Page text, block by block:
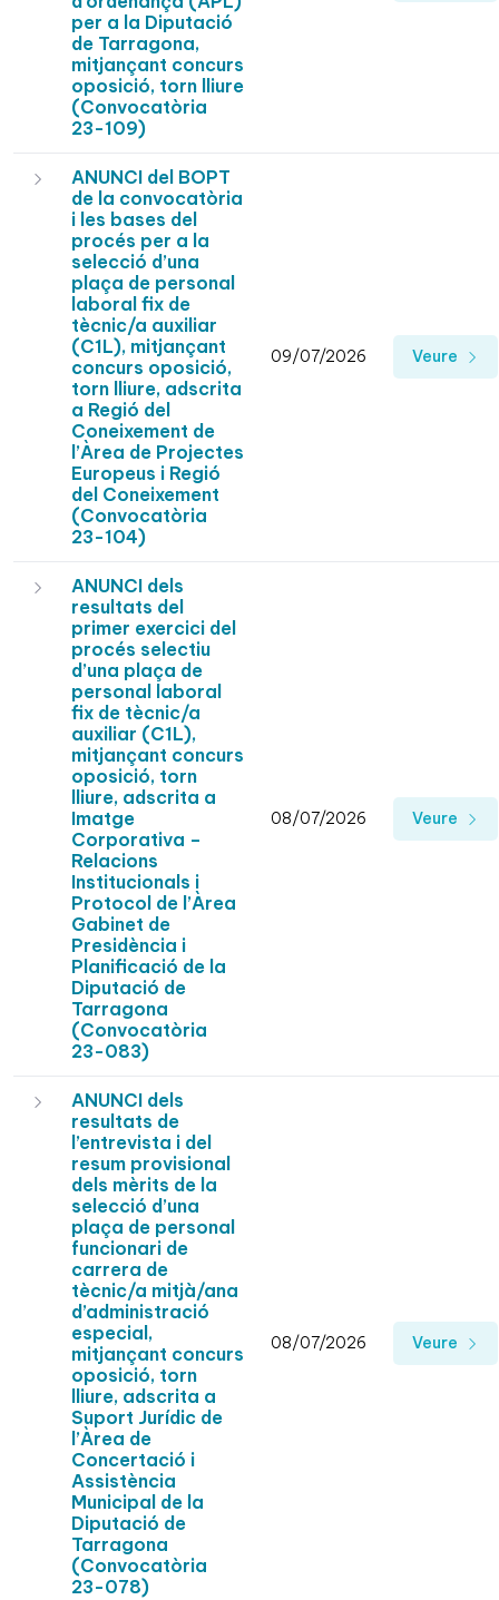
per a la Diputació
de Tarragona,
mitjançant concurs
oposició, torn lliure
(Convocatòria
23-109)
ANUNCI del BOPT
de la convocatòria
i les bases del
procés per a la
selecció d’una
plaça de personal
laboral fix de
tècnic/a auxiliar
(C1L), mitjançant
concurs oposició,
torn lliure, adscrita
a Regió del
Coneixement de
l’Àrea de Projectes
Europeus i Regió
del Coneixement
(Convocatòria
23-104)
09/07/2026 Veure
ANUNCI dels
resultats del
primer exercici del
procés selectiu
d’una plaça de
personal laboral
fix de tècnic/a
auxiliar (C1L),
mitjançant concurs
oposició, torn
lliure, adscrita a
Imatge
Corporativa –
Relacions
Institucionals i
Protocol de l’Àrea
Gabinet de
Presidència i
Planificació de la
Diputació de
Tarragona
(Convocatòria
23-083)
08/07/2026 Veure
ANUNCI dels
resultats de
l’entrevista i del
resum provisional
dels mèrits de la
selecció d’una
plaça de personal
funcionari de
carrera de
tècnic/a mitjà/ana
d’administració
especial,
mitjançant concurs
oposició, torn
lliure, adscrita a
Suport Jurídic de
l’Àrea de
Concertació i
Assistència
Municipal de la
Diputació de
Tarragona
(Convocatòria
23-078)
08/07/2026 Veure